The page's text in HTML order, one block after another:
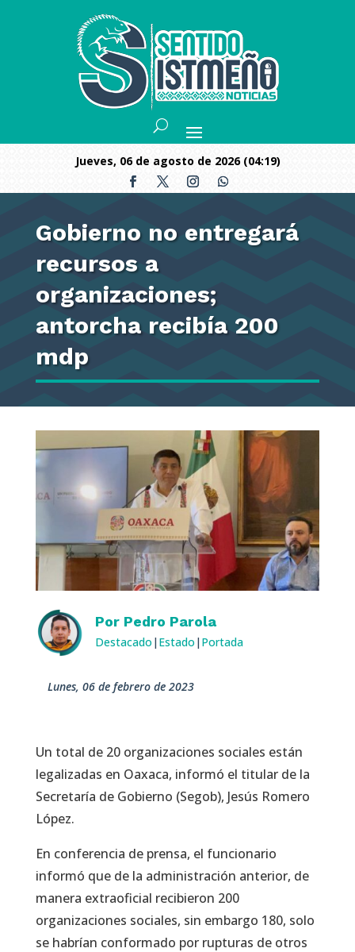
jueves, 06 de agosto de 2026 (04:19)
Gobierno no entregará
recursos a
organizaciones;
antorcha recibía 200
mdp
Por Pedro Parola
Destacado | Estado | Portada
lunes, 06 de febrero de 2023
Un total de 20 organizaciones sociales están
legalizadas en Oaxaca, informó el titular de la
Secretaría de Gobierno (Segob), Jesús Romero
López.
En conferencia de prensa, el funcionario
informó que de la administración anterior, de
manera extraoficial recibieron 200
organizaciones sociales, sin embargo 180, solo
se habrían conformado por rupturas de otros